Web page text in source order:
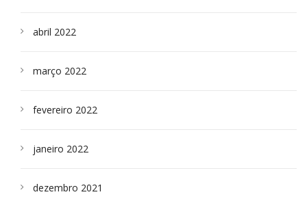
abril 2022
março 2022
fevereiro 2022
janeiro 2022
dezembro 2021